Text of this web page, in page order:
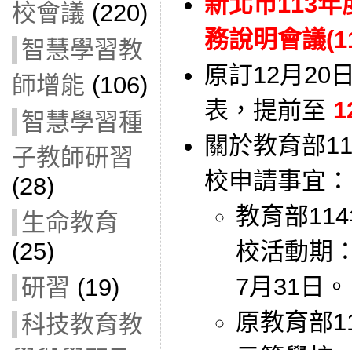
校會議 (220)
智慧學習教
師增能 (106)
智慧學習種
子教師研習
(28)
生命教育
(25)
研習 (19)
科技教育教
務說明會議
原訂12月20
表，提前至
關於教育部
校申請事宜：
教育部
校活動期
7月31日。
原教育部